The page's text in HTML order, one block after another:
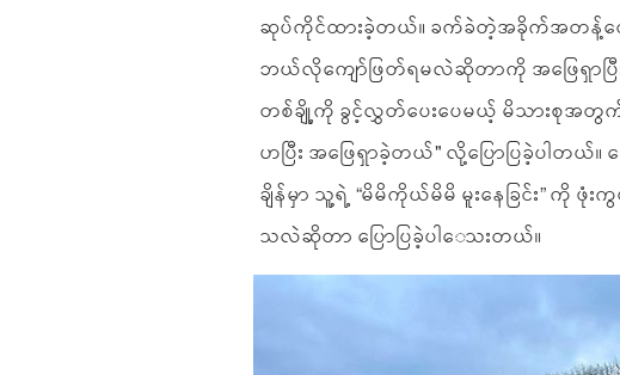
ဆုပ်ကိုင်ထားခဲ့တယ်။ ခက်ခဲတဲ့အခိုက်အတန့်တွေ
ဘယ်လိုကျော်ဖြတ်ရမလဲဆိုတာကို အဖြေရှာပြီ
တစ်ချို့ကို ခွင့်လွှတ်ပေးပေမယ့် မိသားစုအတွ
ဟပြီး အဖြေရှာခဲ့တယ်" လို့ပြောပြခဲ့ပါတ
ချိန်မှာ သူ့ရဲ့ “မိမိကိုယ်မိမိ မူးနေခြင်း”
သလဲဆိုတာ ပြောပြခဲ့ပါ‌ေသးတယ်။